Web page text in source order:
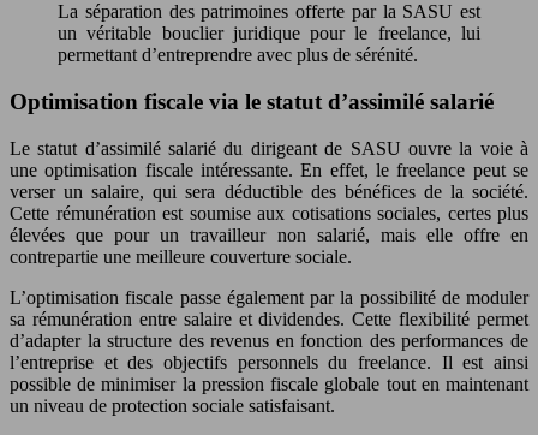
La séparation des patrimoines offerte par la SASU est
un véritable bouclier juridique pour le freelance, lui
permettant d’entreprendre avec plus de sérénité.
Optimisation fiscale via le statut d’assimilé salarié
Le statut d’assimilé salarié du dirigeant de SASU ouvre la voie à
une optimisation fiscale intéressante. En effet, le freelance peut se
verser un salaire, qui sera déductible des bénéfices de la société.
Cette rémunération est soumise aux cotisations sociales, certes plus
élevées que pour un travailleur non salarié, mais elle offre en
contrepartie une meilleure couverture sociale.
L’optimisation fiscale passe également par la possibilité de moduler
sa rémunération entre salaire et dividendes. Cette flexibilité permet
d’adapter la structure des revenus en fonction des performances de
l’entreprise et des objectifs personnels du freelance. Il est ainsi
possible de minimiser la pression fiscale globale tout en maintenant
un niveau de protection sociale satisfaisant.